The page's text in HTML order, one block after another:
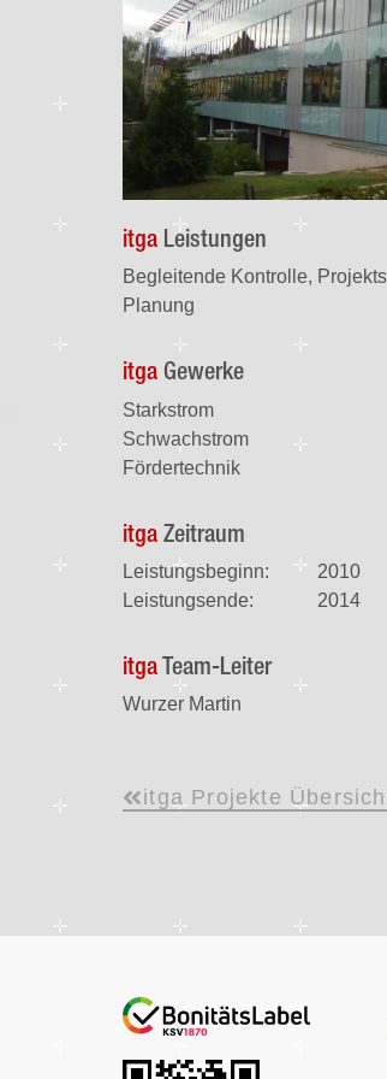
itga Leistungen
Begleitende Kontrolle,
Planung
itga Gewerke
Starkstrom
Schwachstrom
Fördertechnik
itga Zeitraum
Leistungsbeginn:
2010
Leistungsende:
2014
itga Team-Leiter
Wurzer Martin
itga Projekte